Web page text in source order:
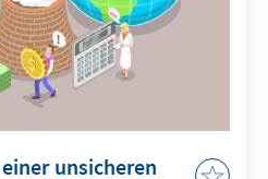
unsicheren